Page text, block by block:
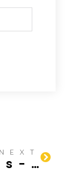
NEXT
Jenis-jenis Genteng Rumah dan Kelebihannya